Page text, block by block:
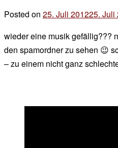
Posted on 25. Juli 201225. Juli
wieder eine musik gefällig???
den spamordner zu sehen 😉
– zu einem nicht ganz